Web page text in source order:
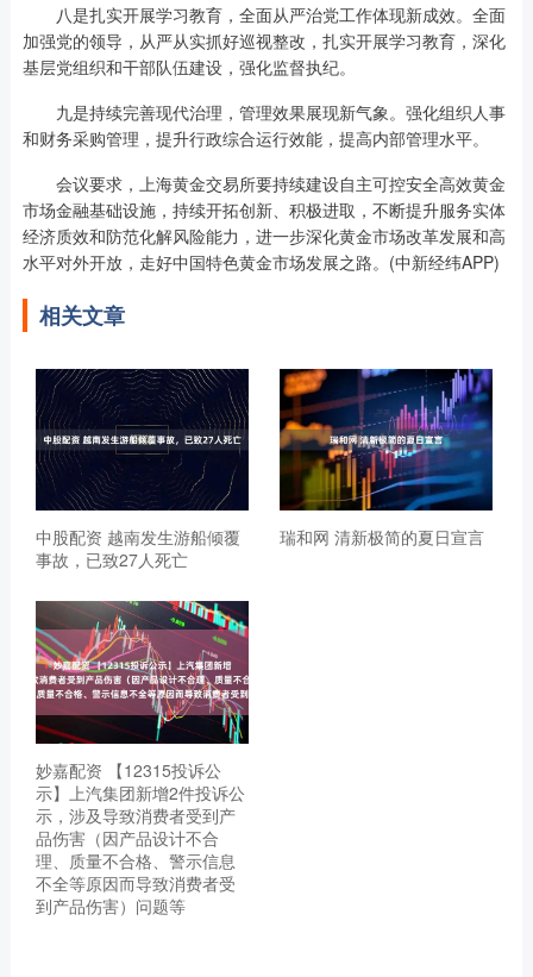
八是扎实开展学习教育，全面从严治党工作体现新成效。全面
加强党的领导，从严从实抓好巡视整改，扎实开展学习教育，深化
基层党组织和干部队伍建设，强化监督执纪。
九是持续完善现代治理，管理效果展现新气象。强化组织人事
和财务采购管理，提升行政综合运行效能，提高内部管理水平。
会议要求，上海黄金交易所要持续建设自主可控安全高效黄金
市场金融基础设施，持续开拓创新、积极进取，不断提升服务实体
经济质效和防范化解风险能力，进一步深化黄金市场改革发展和高
水平对外开放，走好中国特色黄金市场发展之路。(中新经纬APP)
相关文章
中股配资 越南发生游船倾覆
事故，已致27人死亡
瑞和网 清新极简的夏日宣言
妙嘉配资 【12315投诉公
示】上汽集团新增2件投诉公
示，涉及导致消费者受到产
品伤害（因产品设计不合
理、质量不合格、警示信息
不全等原因而导致消费者受
到产品伤害）问题等